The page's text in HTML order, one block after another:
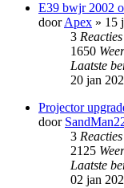
E39 bwjr 2002
doorApex » 15
3 Reacties
1650
Laatste
20 jan
Projector
door
3 Reacties
2125
Laatste
02 jan